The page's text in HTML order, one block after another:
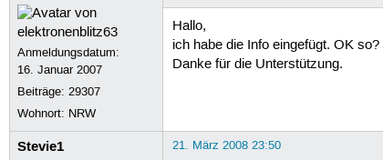
Anmeldungsdatum:
16. Januar 2007
Beiträge:29307
Wohnort: NRW
Hallo,
ich habe die Info eingefügt. OK so?
Danke für die Unterstützung.
Stevie1 21. März 2008 23:50